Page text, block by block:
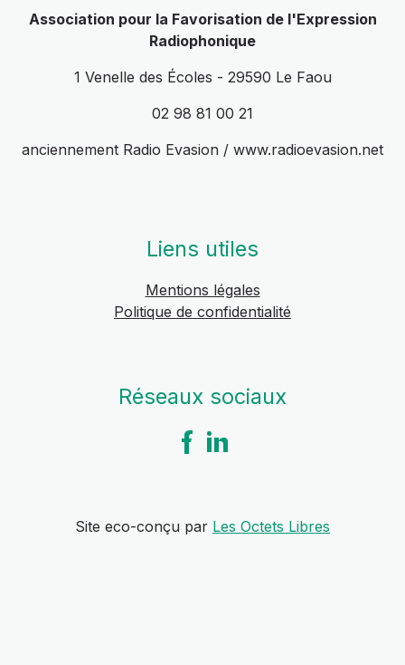
Association pour la Favorisation de l'Expression
Radiophonique
1 Venelle des Écoles - 29590 Le Faou
02 98 81 00 21
anciennement Radio Evasion / www.radioevasion.net
Liens utiles
Mentions légales
Politique de confidentialité
Réseaux sociaux
Site eco-conçu par Les Octets Libres